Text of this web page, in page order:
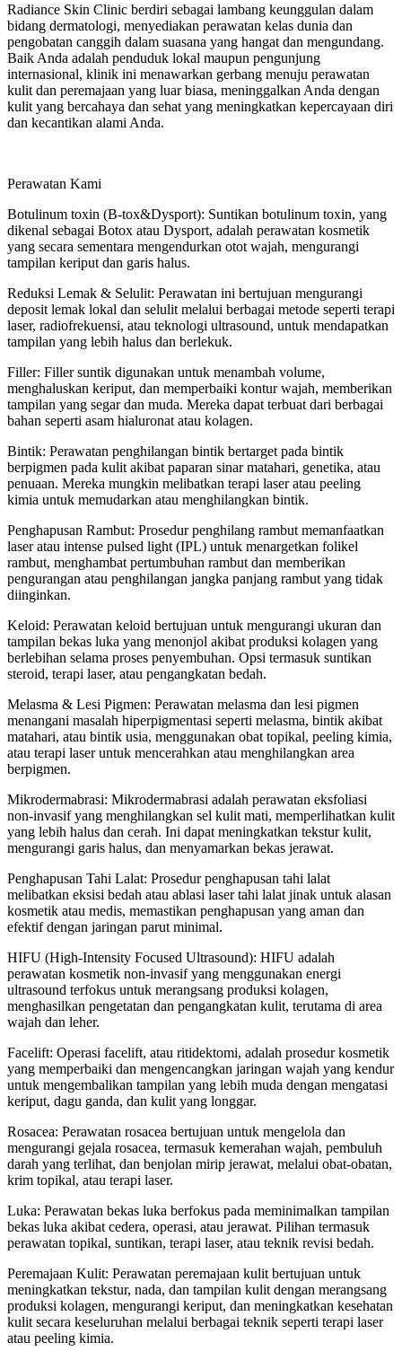
Radiance Skin Clinic berdiri sebagai lambang keunggulan dalam
bidang dermatologi, menyediakan perawatan kelas dunia dan
pengobatan canggih dalam suasana yang hangat dan mengundang.
Baik Anda adalah penduduk lokal maupun pengunjung
internasional, klinik ini menawarkan gerbang menuju perawatan
kulit dan peremajaan yang luar biasa, meninggalkan Anda dengan
kulit yang bercahaya dan sehat yang meningkatkan kepercayaan diri
dan kecantikan alami Anda.
Perawatan Kami
Botulinum toxin (B-tox&Dysport): Suntikan botulinum toxin, yang
dikenal sebagai Botox atau Dysport, adalah perawatan kosmetik
yang secara sementara mengendurkan otot wajah, mengurangi
tampilan keriput dan garis halus.
Reduksi Lemak & Selulit: Perawatan ini bertujuan mengurangi
deposit lemak lokal dan selulit melalui berbagai metode seperti terapi
laser, radiofrekuensi, atau teknologi ultrasound, untuk mendapatkan
tampilan yang lebih halus dan berlekuk.
Filler: Filler suntik digunakan untuk menambah volume,
menghaluskan keriput, dan memperbaiki kontur wajah, memberikan
tampilan yang segar dan muda. Mereka dapat terbuat dari berbagai
bahan seperti asam hialuronat atau kolagen.
Bintik: Perawatan penghilangan bintik bertarget pada bintik
berpigmen pada kulit akibat paparan sinar matahari, genetika, atau
penuaan. Mereka mungkin melibatkan terapi laser atau peeling
kimia untuk memudarkan atau menghilangkan bintik.
Penghapusan Rambut: Prosedur penghilang rambut memanfaatkan
laser atau intense pulsed light (IPL) untuk menargetkan folikel
rambut, menghambat pertumbuhan rambut dan memberikan
pengurangan atau penghilangan jangka panjang rambut yang tidak
diinginkan.
Keloid: Perawatan keloid bertujuan untuk mengurangi ukuran dan
tampilan bekas luka yang menonjol akibat produksi kolagen yang
berlebihan selama proses penyembuhan. Opsi termasuk suntikan
steroid, terapi laser, atau pengangkatan bedah.
Melasma & Lesi Pigmen: Perawatan melasma dan lesi pigmen
menangani masalah hiperpigmentasi seperti melasma, bintik akibat
matahari, atau bintik usia, menggunakan obat topikal, peeling kimia,
atau terapi laser untuk mencerahkan atau menghilangkan area
berpigmen.
Mikrodermabrasi: Mikrodermabrasi adalah perawatan eksfoliasi
non-invasif yang menghilangkan sel kulit mati, memperlihatkan kulit
yang lebih halus dan cerah. Ini dapat meningkatkan tekstur kulit,
mengurangi garis halus, dan menyamarkan bekas jerawat.
Penghapusan Tahi Lalat: Prosedur penghapusan tahi lalat
melibatkan eksisi bedah atau ablasi laser tahi lalat jinak untuk alasan
kosmetik atau medis, memastikan penghapusan yang aman dan
efektif dengan jaringan parut minimal.
HIFU (High-Intensity Focused Ultrasound): HIFU adalah
perawatan kosmetik non-invasif yang menggunakan energi
ultrasound terfokus untuk merangsang produksi kolagen,
menghasilkan pengetatan dan pengangkatan kulit, terutama di area
wajah dan leher.
Facelift: Operasi facelift, atau ritidektomi, adalah prosedur kosmetik
yang memperbaiki dan mengencangkan jaringan wajah yang kendur
untuk mengembalikan tampilan yang lebih muda dengan mengatasi
keriput, dagu ganda, dan kulit yang longgar.
Rosacea: Perawatan rosacea bertujuan untuk mengelola dan
mengurangi gejala rosacea, termasuk kemerahan wajah, pembuluh
darah yang terlihat, dan benjolan mirip jerawat, melalui obat-obatan,
krim topikal, atau terapi laser.
Luka: Perawatan bekas luka berfokus pada meminimalkan tampilan
bekas luka akibat cedera, operasi, atau jerawat. Pilihan termasuk
perawatan topikal, suntikan, terapi laser, atau teknik revisi bedah.
Peremajaan Kulit: Perawatan peremajaan kulit bertujuan untuk
meningkatkan tekstur, nada, dan tampilan kulit dengan merangsang
produksi kolagen, mengurangi keriput, dan meningkatkan kesehatan
kulit secara keseluruhan melalui berbagai teknik seperti terapi laser
atau peeling kimia.